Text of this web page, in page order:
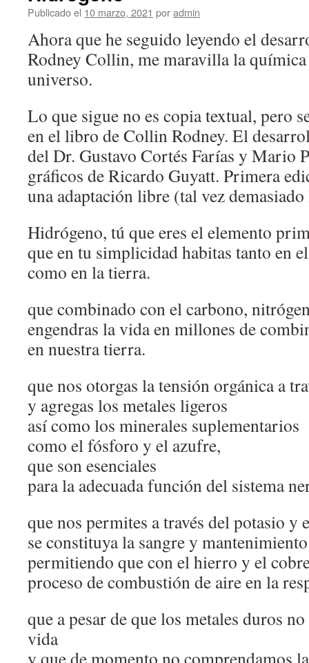
Publicado el 10 marzo, 2021 poradmin
Ahora que he seguido leyendo el
Rodney Collin, me maravilla la química
universo.
Lo que sigue no es copia textual, pero
en el libro de Collin Rodney. El
del Dr. Gustavo Cortés Farías y Mario
gráficos de Ricardo Guyatt. Primera
una adaptación libre (tal vez
Hidrógeno, tú que eres el elemento
que en tu simplicidad habitas tanto en
como en la tierra.
que combinado con el carbono,
engendras la vida en millones de
en nuestra tierra.
que nos otorgas la tensión orgánica a
y agregas los metales ligeros
así como los minerales suplementarios
como el fósforo y el azufre,
que son esenciales
para la adecuada función del sistema
que nos permites a través del potasio y
se constituya la sangre y
permitiendo que con el hierro y el
proceso de combustión de aire en la
que a pesar de que los metales duros
vida
y que de momento no comprendamos